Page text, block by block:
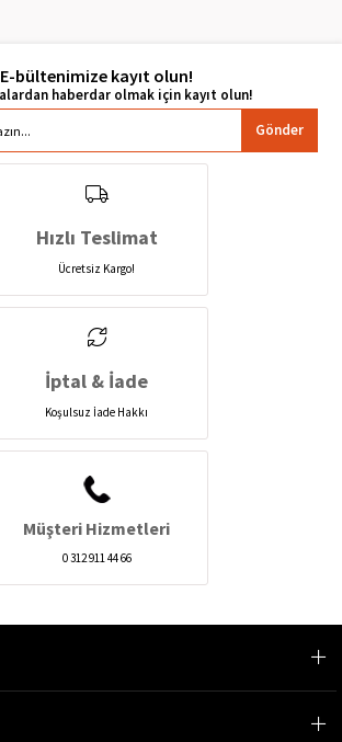
E-bültenimize kayıt olun!
Gönder
Hızlı Teslimat
Ücretsiz Kargo!
İptal & İade
Koşulsuz İade Hakkı
Müşteri Hizmetleri
0 312 911 44 66